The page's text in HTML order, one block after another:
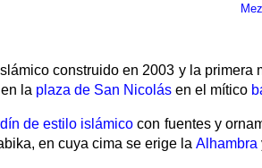
construido en 2003 y la
la plaza de San Nicolás en el mítico
de estilo islámico con fuentes y
en cuya cima se erige la Alhambra